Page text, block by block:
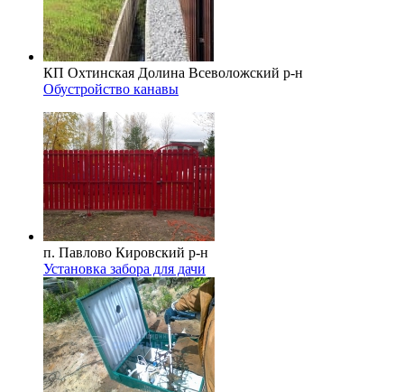
КП Охтинская Долина Всеволожский р-н
Обустройство канавы
п. Павлово Кировский р-н
Установка забора для дачи